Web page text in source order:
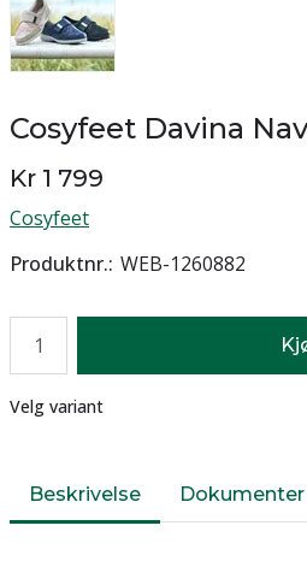
Cosyfeet Davina
Kr 1 799
Cosyfeet
Produktnr. WEB-1260882
Lager
Velg variant
Beskrivelse Dokumenter